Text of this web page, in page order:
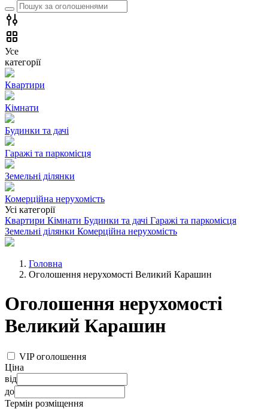
Усе
категорії
Квартири
Кімнати
Будинки та дачі
Гаражі та паркомісця
Земельні ділянки
Комерційна нерухомість
Усі категорії
Квартири Кімнати Будинки та дачі Гаражі та паркомісця
Земельні ділянки Комерційна нерухомість
Головна
Оголошення нерухомості Великий Карашин
Оголошення нерухомості
Великий Карашин
VIP оголошення
Ціна
від
до
Термін розміщення